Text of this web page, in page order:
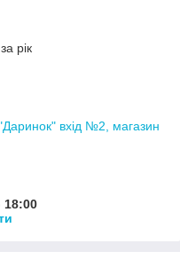
рік
вхід №2, магазин
18:00